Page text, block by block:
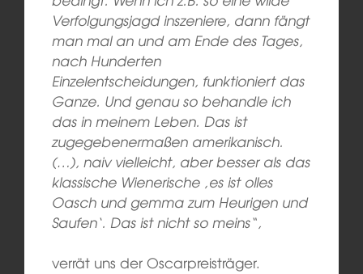
Verfolgungsjagd inszeniere, dann fängt
man mal an und am Ende des Tages,
nach Hunderten
Einzelentscheidungen, funktioniert das
Ganze. Und genau so behandle ich
das in meinem Leben. Das ist
zugegebenermaßen amerikanisch.
(…), naiv vielleicht, aber besser als das
klassische Wienerische ‚es ist olles
Oasch und gemma zum Heurigen und
Saufen‘. Das ist nicht so meins“,
verrät uns der Oscarpreisträger.